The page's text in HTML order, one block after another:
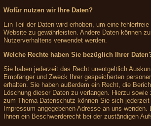
Wofür nutzen wir Ihre Daten?
Ein Teil der Daten wird erhoben, um eine
Website zu gewährleisten. Andere Daten können
Nutzerverhaltens verwendet werden.
Welche Rechte haben Sie bezüglich Ihrer
Sie haben jederzeit das Recht unentgeltlich
Empfänger und Zweck Ihrer gespeicherten
erhalten. Sie haben außerdem ein Recht, die
Löschung dieser Daten zu verlangen. Hierzu sowie
zum Thema Datenschutz können Sie sich jederzeit
Impressum angegebenen Adresse an uns wenden.
Ihnen ein Beschwerderecht bei der zuständigen